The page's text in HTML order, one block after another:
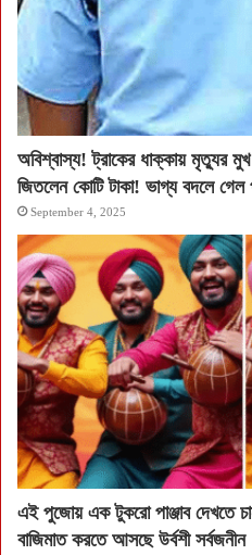
অবিশ্বাস্য! ট্রাকের ধাক্কায় মৃত্যুর মুখ
জিতলেন কোটি টাকা! ভাগ্য বদলে গেল
September 4, 2025
এই পুজোয় এক টুকরো পাঞ্জাব দেখতে
বাজিমাত করতে আসছে উর্বশী সর্বজনীন